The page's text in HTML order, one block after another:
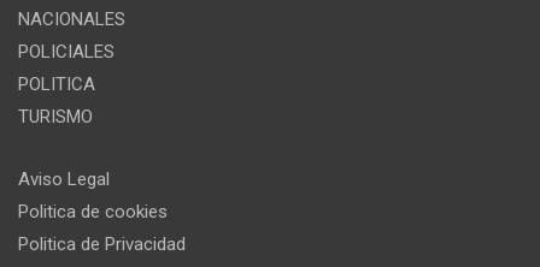
NACIONALES
POLICIALES
POLITICA
TURISMO
Aviso Legal
Politica de cookies
Politica de Privacidad